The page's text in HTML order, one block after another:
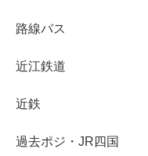
路線バス
近江鉄道
近鉄
過去ポジ・JR四国